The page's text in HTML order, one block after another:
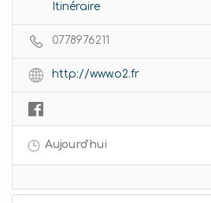
Itinéraire
0778976211
http://www.o2.fr
Aujourd'hui